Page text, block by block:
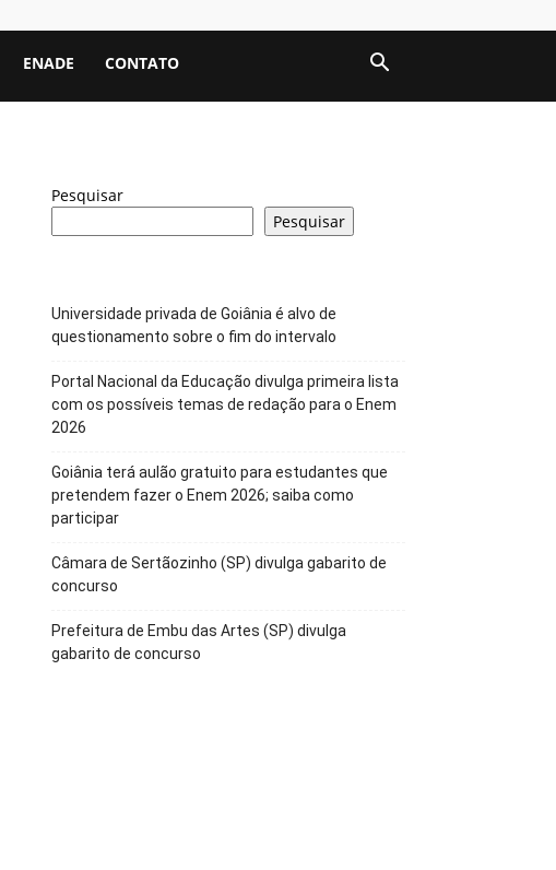
ENADE CONTATO
Pesquisar
Pesquisar
Universidade privada de Goiânia é alvo de
questionamento sobre o fim do intervalo
Portal Nacional da Educação divulga primeira lista
com os possíveis temas de redação para o Enem
2026
Goiânia terá aulão gratuito para estudantes que
pretendem fazer o Enem 2026; saiba como
participar
Câmara de Sertãozinho (SP) divulga gabarito de
concurso
Prefeitura de Embu das Artes (SP) divulga
gabarito de concurso